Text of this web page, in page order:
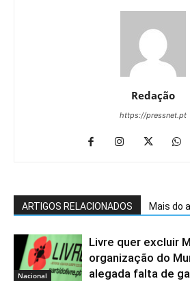
Redação
https://pressnet.pt
ARTIGOS RELACIONADOS Mais do
Nacional
Livre quer excluir
organização do
alegada falta de